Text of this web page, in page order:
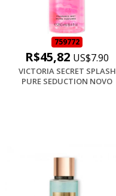
759772
R$45,82 US$7.90
VICTORIA SECRET SPLASH
PURE SEDUCTION NOVO